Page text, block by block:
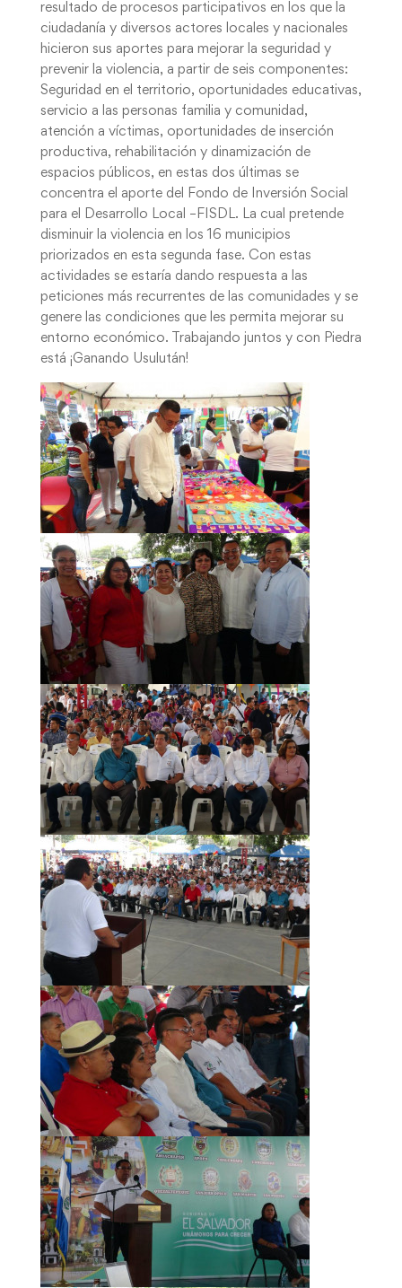
resultado de procesos participativos en los que la
ciudadanía y diversos actores locales y nacionales
hicieron sus aportes para mejorar la seguridad y
prevenir la violencia, a partir de seis componentes:
Seguridad en el territorio, oportunidades educativas,
servicio a las personas familia y comunidad,
atención a víctimas, oportunidades de inserción
productiva, rehabilitación y dinamización de
espacios públicos, en estas dos últimas se
concentra el aporte del Fondo de Inversión Social
para el Desarrollo Local –FISDL. La cual pretende
disminuir la violencia en los 16 municipios
priorizados en esta segunda fase. Con estas
actividades se estaría dando respuesta a las
peticiones más recurrentes de las comunidades y se
genere las condiciones que les permita mejorar su
entorno económico. Trabajando juntos y con Piedra
está ¡Ganando Usulután!